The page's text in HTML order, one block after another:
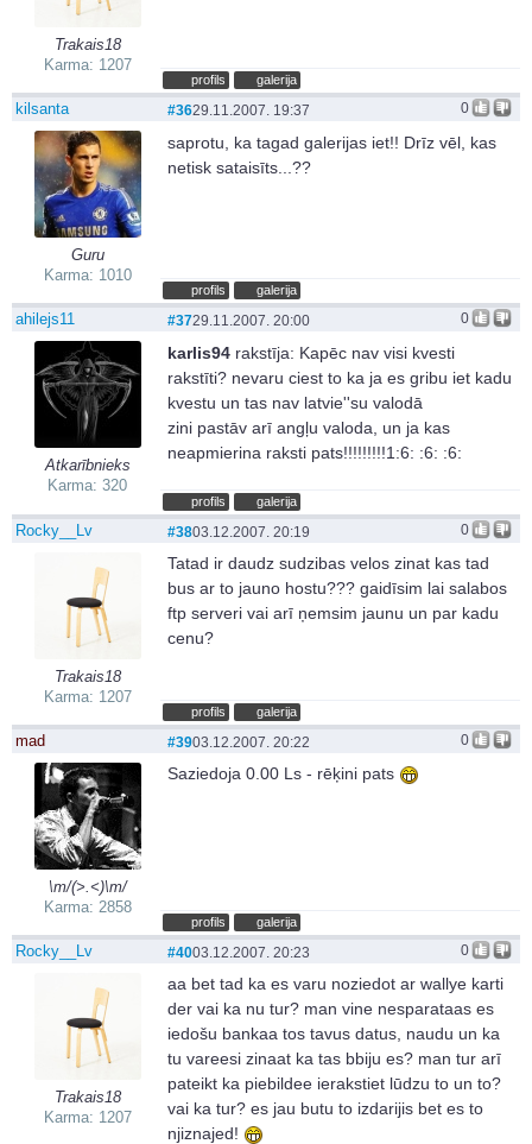
Trakais18
Karma: 1207
profils galerija
kilsanta
Guru
Karma: 1010
0
#3629.11.2007. 19:37
saprotu, ka tagad galerijas iet!! Drīz vēl, kas
netisk sataisīts...??
profils galerija
ahilejs11
Atkarībnieks
Karma: 320
0
#3729.11.2007. 20:00
karlis94 rakstīja: Kapēc nav visi kvesti
rakstīti? nevaru ciest to ka ja es gribu iet kadu
kvestu un tas nav latvie''su valodā
zini pastāv arī angļu valoda, un ja kas
neapmierina raksti pats!!!!!!!!!1:6: :6: :6:
profils galerija
Rocky__Lv
Trakais18
Karma: 1207
0
#3803.12.2007. 20:19
Tatad ir daudz sudzibas velos zinat kas tad
bus ar to jauno hostu??? gaidīsim lai salabos
ftp serveri vai arī ņemsim jaunu un par kadu
cenu?
profils galerija
mad
\m/(>.<)\m/
Karma: 2858
0
#3903.12.2007. 20:22
Saziedoja 0.00 Ls - rēķini pats
profils galerija
Rocky__Lv
Trakais18
Karma: 1207
0
#4003.12.2007. 20:23
aa bet tad ka es varu noziedot ar wallye karti
der vai ka nu tur? man vine nesparataas es
iedošu bankaa tos tavus datus, naudu un ka
tu vareesi zinaat ka tas bbiju es? man tur arī
pateikt ka piebildee ierakstiet lūdzu to un to?
vai ka tur? es jau butu to izdarijis bet es to
njiznajed!